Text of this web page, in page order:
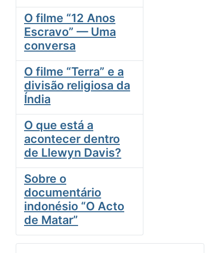
O filme “12 Anos
Escravo” — Uma
conversa
O filme “Terra” e a
divisão religiosa da
Índia
O que está a
acontecer dentro
de Llewyn Davis?
Sobre o
documentário
indonésio “O Acto
de Matar”